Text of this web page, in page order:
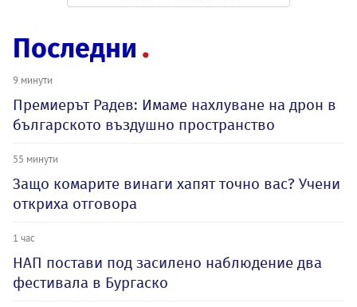
Последни
9 минути
Премиерът Радев: Имаме нахлуване на дрон в
българското въздушно пространство
55 минути
Защо комарите винаги хапят точно вас? Учени
откриха отговора
1 час
НАП постави под засилено наблюдение два
фестивала в Бургаско